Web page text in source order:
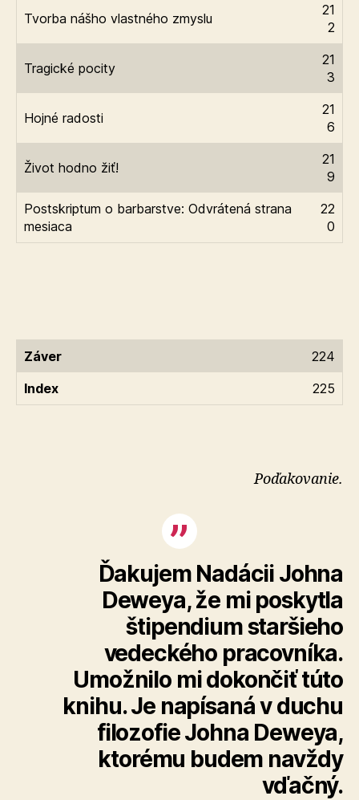
Tvorba nášho vlastného zmyslu
21
2
Tragické pocity
21
3
Hojné radosti
21
6
Život hodno žiť!
21
9
Postskriptum o barbarstve: Odvrátená strana
mesiaca
22
0
Záver
224
Index
225
Poďakovanie.
Ďakujem Nadácii Johna
Deweya, že mi poskytla
štipendium staršieho
vedeckého pracovníka.
Umožnilo mi dokončiť túto
knihu. Je napísaná v duchu
filozofie Johna Deweya,
ktorému budem navždy
vďačný.